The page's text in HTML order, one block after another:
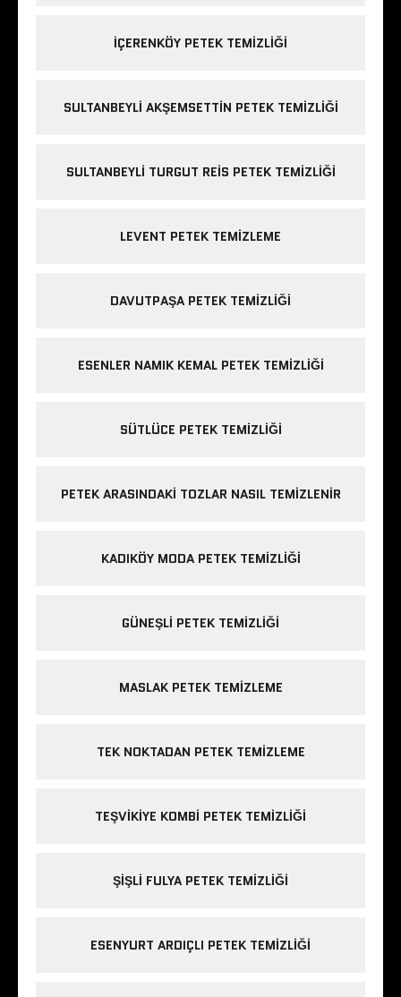
IÇERENKÖY PETEK TEMIZLIĞI
SULTANBEYLI AKŞEMSETTIN PETEK TEMIZLIĞI
SULTANBEYLI TURGUT REIS PETEK TEMIZLIĞI
LEVENT PETEK TEMIZLEME
DAVUTPAŞA PETEK TEMIZLIĞI
ESENLER NAMIK KEMAL PETEK TEMIZLIĞI
SÜTLÜCE PETEK TEMIZLIĞI
PETEK ARASINDAKI TOZLAR NASIL TEMIZLENIR
KADIKÖY MODA PETEK TEMIZLIĞI
GÜNEŞLI PETEK TEMIZLIĞI
MASLAK PETEK TEMIZLEME
TEK NOKTADAN PETEK TEMIZLEME
TEŞVIKIYE KOMBI PETEK TEMIZLIĞI
ŞIŞLI FULYA PETEK TEMIZLIĞI
ESENYURT ARDIÇLI PETEK TEMIZLIĞI